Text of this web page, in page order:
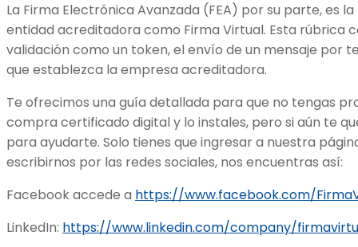
La Firma Electrónica Avanzada (FEA) por su parte, es
entidad acreditadora como Firma Virtual. Esta rúbrica
validación como un token, el envío de un mensaje por
que establezca la empresa acreditadora.
Te ofrecimos una guía detallada para que no tengas
compra certificado digital y lo instales, pero si aún te
para ayudarte. Solo tienes que ingresar a nuestra
escribirnos por las redes sociales, nos encuentras así:
Facebook accede a https://www.facebook.com/
LinkedIn: https://www.linkedin.com/company/